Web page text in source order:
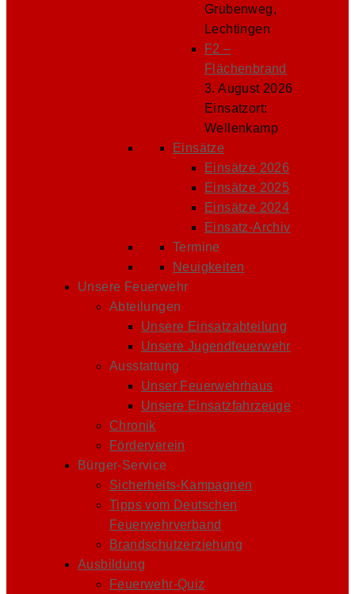
Grubenweg,
Lechtingen
F2 –
Flächenbrand
3. August 2026
Einsatzort:
Wellenkamp
Einsätze
Einsätze 2026
Einsätze 2025
Einsätze 2024
Einsatz-Archiv
Termine
Neuigkeiten
Unsere Feuerwehr
Abteilungen
Unsere Einsatzabteilung
Unsere Jugendfeuerwehr
Ausstattung
Unser Feuerwehrhaus
Unsere Einsatzfahrzeuge
Chronik
Förderverein
Bürger-Service
Sicherheits-Kampagnen
Tipps vom Deutschen
Feuerwehrverband
Brandschutzerziehung
Ausbildung
Feuerwehr-Quiz